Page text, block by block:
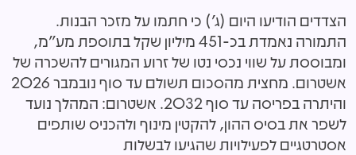
הצדדים הודיעו היום (ג') כי חתמו על מזכר הבנות.
התמורה נאמדת בכ-451 מיליון שקל בתוספת מע"מ,
ומבוססת על שווי נכסי נטו של זרוע המגורים להשכרה של
אשטרום. מחצית מהסכום תשולם עד סוף נובמבר 2026
והיתרה בפריסה עד סוף 2032. אשטרום: המהלך נועד
לשפר את בסיס ההון, להקטין מינוף ולהכניס שותפים
אסטרטגיים לפעילויות שהגיעו לבשלות